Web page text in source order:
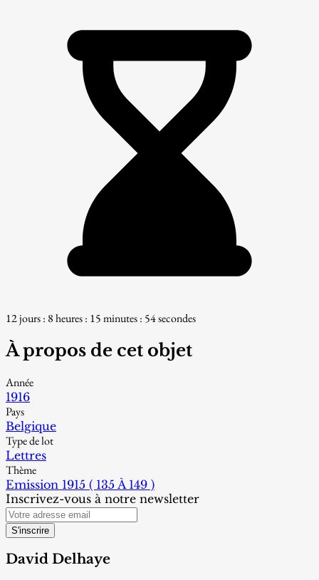
12 jours : 8 heures : 15 minutes : 53 secondes
À propos de cet objet
Année
1916
Pays
Belgique
Type de lot
Lettres
Thème
Emission 1915 ( 135 À 149 )
Inscrivez-vous à notre newsletter
S'inscrire
David Delhaye